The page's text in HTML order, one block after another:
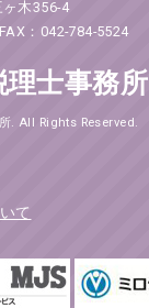
木356-4
：042-784-5524
理士事務所
. All Rights Reserved.
て